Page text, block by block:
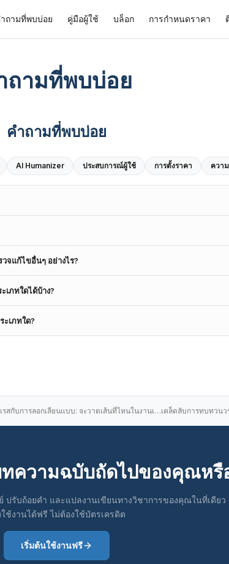
ถามที่พบบ่อย คู่มือผู้ใช้ บล็อก การกำหนดราคา
ถามที่พบบ่อย
คำถามที่พบบ่อย
AI Humanizer ประสบการณ์ผู้ใช้ การตั้งราคา ควา
ప్రొఫెసర్లకు వారి మాన్యుస్క్రిప్ట్ లను మెరుగుపరచడానికి
లక్షణాలలో సులభమైన సమీక్ష కోసం ట్రాక్ చేసిన మార్పులు మరియు
టెక్స్ట్ ప్రాసెసింగ్ మద్దతును కూడా అందిస్తుంది, ఇది
అనేది ప్రచురణ లేదా సమర్పణకు ముందు మాన్యుస్క్రిప్ట్
สูง เป็นเครื่องมือที่มีประโยชน์อย่างยิ่งสำหรับผู้ที่เตรียมข้อเสนองา
งวิชาการอื่นๆ
จแก้ไขอื่นๆ อย่างไร?
บการฝึกอบรมด้วยชุดข้อมูลของข้อความวิชาการเพื่อให้แน่ใจว่าก
าดหวังในบทความวิจัย
เภทใดได้บ้าง?
ครงการวิจัย การบ้าน บทในหนังสือ บทความ และแม้แต่คำแถลงส่
เตรียมต้นฉบับสำหรับการตีพิมพ์ หรือขัดเกลาเอกสารวิชาชีพ
เภทใด?
การพาราฟเรสกับการลอกเลียนแบบ: จะวาดเส้นที่ไหนในงานเขียนทางวิชาการ
ความฉบับถัดไปของคุณหรื
ปรับถ้อยคำ และแปลงานเขียนทางวิชาการของคุณในที่เดียว
ใช้งานได้ฟรี ไม่ต้องใช้บัตรเครดิต
เริ่มต้นใช้งานฟรี